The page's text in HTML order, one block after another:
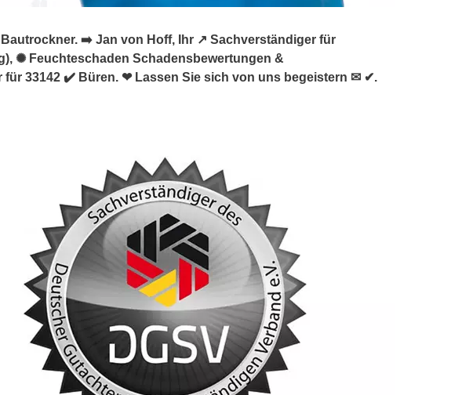
➡️ Jan von Hoff, Ihr ↗️ Sachverständiger für
✺ Feuchteschaden Schadensbewertungen &
33142 ✔️ Büren. ❤ Lassen Sie sich von uns begeistern ✉ ✔.